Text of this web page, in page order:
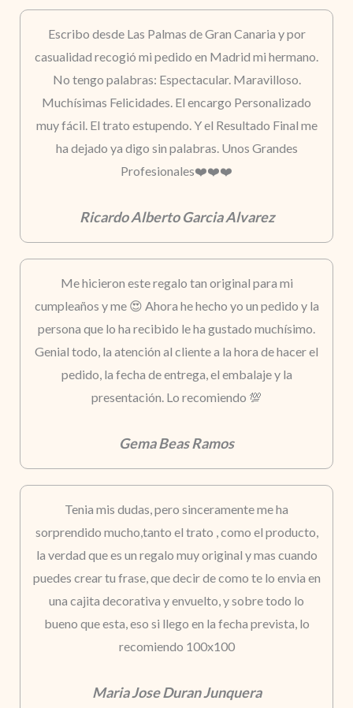
Escribo desde Las Palmas de Gran Canaria y por
casualidad recogió mi pedido en Madrid mi hermano.
No tengo palabras: Espectacular. Maravilloso.
Muchísimas Felicidades. El encargo Personalizado
muy fácil. El trato estupendo. Y el Resultado Final me
ha dejado ya digo sin palabras. Unos Grandes
Profesionales❤️❤️❤️
Ricardo Alberto Garcia Alvarez
Me hicieron este regalo tan original para mi
cumpleaños y me 😍 Ahora he hecho yo un pedido y la
persona que lo ha recibido le ha gustado muchísimo.
Genial todo, la atención al cliente a la hora de hacer el
pedido, la fecha de entrega, el embalaje y la
presentación. Lo recomiendo 💯
Gema Beas Ramos
Tenia mis dudas, pero sinceramente me ha
sorprendido mucho,tanto el trato , como el producto,
la verdad que es un regalo muy original y mas cuando
puedes crear tu frase, que decir de como te lo envia en
una cajita decorativa y envuelto, y sobre todo lo
bueno que esta, eso si llego en la fecha prevista, lo
recomiendo 100x100
Maria Jose Duran Junquera